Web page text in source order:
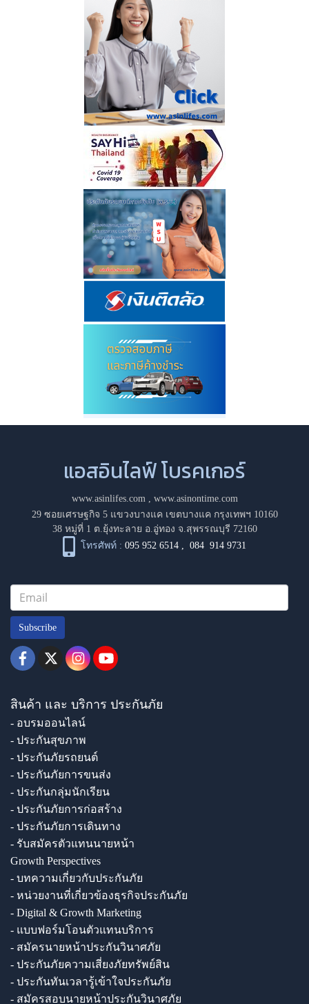
แอสอินไลฟ์ โบรคเกอร์
www.asinlifes.com, www.asinontime.com
29 ซอยเศรษฐกิจ 5 แขวงบางแค เขตบางแค กรุงเทพฯ 10160
38 หมู่ที่ 1 ต.ยุ้งทะลาย อ.อู่ทอง จ.สุพรรณบุรี 72160
โทรศัพท์ : 095 952 6514 ,084 914 9731
Subscribe
สินค้า และ บริการ ประกันภัย
- อบรมออนไลน์
- ประกันสุขภาพ
- ประกันภัยรถยนต์
- ประกันภัยการขนส่ง
- ประกันกลุ่มนักเรียน
- ประกันภัยการก่อสร้าง
- ประกันภัยการเดินทาง
- รับสมัครตัวแทนนายหน้า
Growth Perspectives
- บทความเกี่ยวกับประกันภัย
- หน่วยงานที่เกี่ยวข้องธุรกิจประกันภัย
- Digital & Growth Marketing
- แบบฟอร์มโอนตัวแทนบริการ
- สมัครนายหน้าประกันวินาศภัย
- ประกันภัยความเสี่ยงภัยทรัพย์สิน
- ประกันทันเวลารู้เข้าใจประกันภัย
- สมัครสอบนายหน้าประกันวินาศภัย